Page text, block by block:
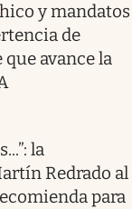
y mandatos
de
que avance la
la
Redrado al
para